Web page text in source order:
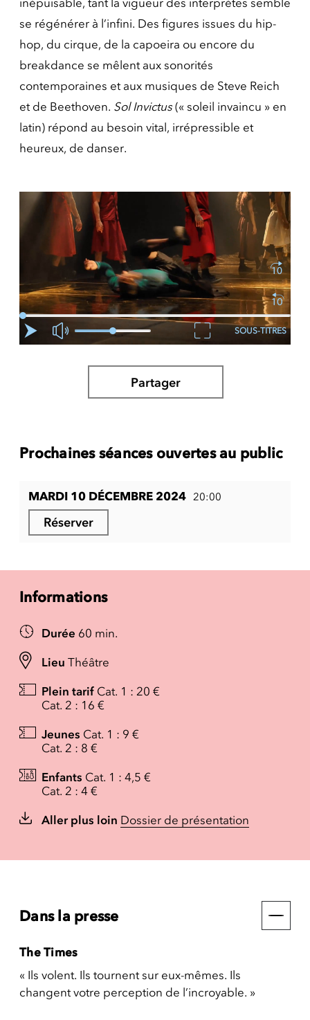
inépuisable, tant la vigueur des interprètes semble
se régénérer à l’infini. Des figures issues du hip-
hop, du cirque, de la capoeira ou encore du
breakdance se mêlent aux sonorités
contemporaines et aux musiques de Steve Reich
et de Beethoven. Sol Invictus(« soleil invaincu » en
latin) répond au besoin vital, irrépressible et
heureux, de danser.
SOUS-TITRES
Partager
Prochaines séances ouvertes au public
MARDI 10 DÉCEMBRE 2024 20:00
Réserver
Informations
Durée 60 min.
Lieu Théâtre
Plein tarif Cat. 1 : 20 €
Cat. 2 : 16 €
Jeunes Cat. 1 : 9 €
Cat. 2 : 8 €
Enfants Cat. 1 : 4,5 €
Cat. 2 : 4 €
Aller plus loin Dossier de présentation
Dans la presse
The Times
« Ils volent. Ils tournent sur eux-mêmes. Ils
changent votre perception de l’incroyable. »